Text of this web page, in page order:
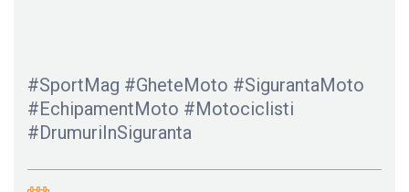
#SportMag #GheteMoto #SigurantaMoto
#EchipamentMoto #Motociclisti
#DrumuriInSiguranta